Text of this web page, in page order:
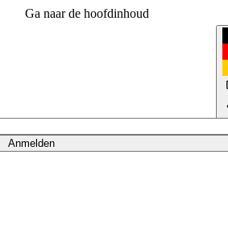
Ga naar de hoofdinhoud
Anmelden